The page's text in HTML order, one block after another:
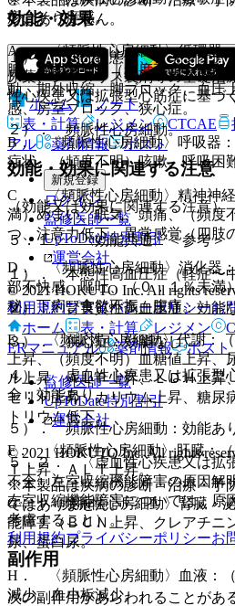
疹、そう痒感。
A． 〈頻脈性心房細動〉循環器
脈、顔面潮紅、（頻度不明）低血
動、期外収縮、脚ブロック、血圧
感、房室ブロック、狭心症。
B． 〈頻脈性心房細動〉呼吸器
症状、（頻度不明）咳嗽、呼吸困
C． 〈頻脈性心房細動〉精神神
満）めまい、眠気、頭痛、（頻度
つ、注意力低下、異常感覚（四肢
D． 〈頻脈性心房細動〉消化器
部不快感、嘔吐、（０．１％未満
秘、下痢、食欲不振、腹痛。
E． 〈頻脈性心房細動〉代謝：（
上昇、（頻度不明）血糖値上昇、
ル上昇、ＡＬＰ上昇、ＬＤＨ上昇
セリド上昇、カリウム上昇、糖尿
トリウム低下。
F． 〈頻脈性心房細動〉肝臓：（
Ｔ上昇、ＡＬＴ上昇。
G． 〈頻脈性心房細動〉腎臓・
能障害（ＢＵＮ上昇、クレアチニ
尿、蛋白尿。
H． 〈頻脈性心房細動〉血液：
減少、血小板減少。
効能・効果
１）． 次の状態で、アンジオテ
尿薬、ジギタリス製剤等の基礎治
性心疾患又は拡張型心筋症に基づ
２）． 頻脈性心房細動。
効能・効果に関連する注意
（効能又は効果に関連する注意）
５．１． 〈効能共通〉＜参考＞
１）． 本態性高血圧症（軽症〜
２）． 腎実質性高血圧症：効能
３）． 狭心症：効能なし。
４）． 虚血性心疾患又は拡張型
全：効能あり。
５）． 頻脈性心房細動：効能あ
５．２． 〈虚血性心疾患又は拡
不全〉左室収縮機能障害の原因解
左室収縮機能障害については、原
考慮すること）。
副作用
次の副作用があらわれることがあ
ではありません。
ホーム
ノート
表・計算
レジメン CTCAE
アル
薬剤情報 ポスト
新規登録
ログイン
監修医師一覧
UpToDate特別割引
運営会社
© 2021 HOKUTO Inc. All rights
利用規約プライバシーポリシーお
ホーム
表・計算 レジメン
ERマニュアル
薬剤情報 ポスト
監修医師一覧
UpToDate特別割引
運営会社
© 2021 HOKUTO Inc. All rights
※本製品は疾病の診断・治療・予
ではありません。
利用規約プライバシーポリシーお